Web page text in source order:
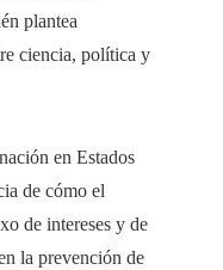
plantea
ciencia, política y
en Estados
de cómo el
de intereses y de
la prevención de